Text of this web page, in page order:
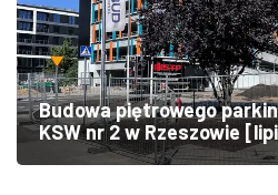
Budowa piętrowego
KSW nr 2 w Rzeszowie